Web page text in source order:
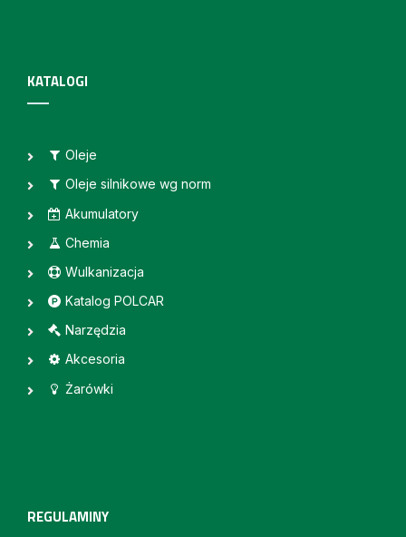
KATALOGI
Oleje
Oleje silnikowe wg norm
Akumulatory
Chemia
Wulkanizacja
Katalog POLCAR
Narzędzia
Akcesoria
Żarówki
REGULAMINY